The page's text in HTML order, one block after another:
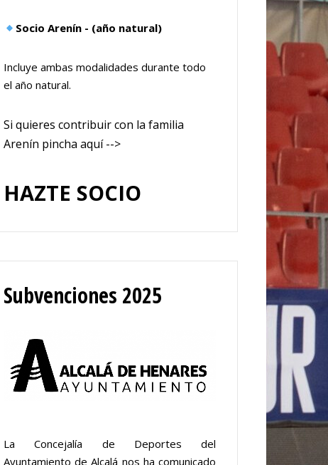
Socio Arenín - (año natural)
Incluye ambas modalidades durante todo
el año natural.
Si quieres contribuir con la familia
Arenín pincha aquí -->
HAZTE SOCIO
Subvenciones 2025
La Concejalía de Deportes del
Ayuntamiento de Alcalá nos ha comunicado